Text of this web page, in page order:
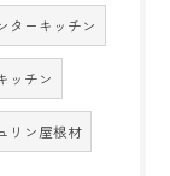
ターキッチン
ッチン
リン屋根材